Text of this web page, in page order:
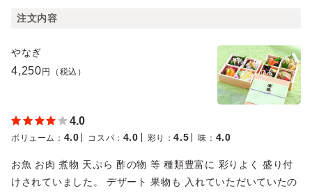
注文内容
やなぎ
4,250 円（税込）
4.0
ボリューム ： 4.0 コスパ ： 4.0 彩り ：4.5 味 ： 4.0
お魚 お肉 煮物 天ぷら 酢の物 等 種類豊富に 彩りよく 盛り付
けされていました。 デザート 果物も 入れていただいていたの